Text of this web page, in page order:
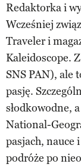
Redaktorka i
Wcześniej
Traveler i
Kaleidoscope.
SNS PAN), ale
pasję.
słodkowodne,
National-
pasjach, nauce
podróże po